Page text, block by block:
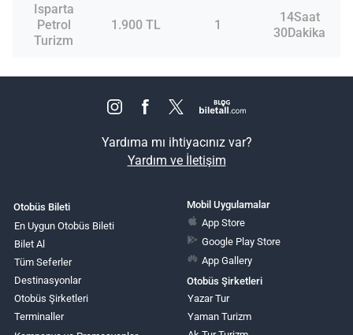
Isparta
Petrol
Turizm
1.900 TL 1
14Saat
30Dakika
Yardıma mı ihtiyacınız var?
Yardım ve İletişim
Otobüs Bileti
En Uygun Otobüs Bileti
Bilet Al
Tüm Seferler
Destinasyonlar
Otobüs Şirketleri
Terminaller
Mobil Uygulamalar
App Store
Google Play Store
App Gallery
Otobüs Şirketleri
Yazar Tur
Yaman Turizm